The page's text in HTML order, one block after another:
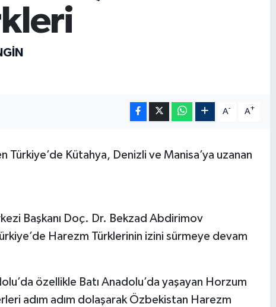
A- A+
Kütahya, Denizli ve Manisa’ya uzanan
Başkanı Doç. Dr. Bekzad Abdirimov
Harezm Türklerinin izini sürmeye devam
özellikle Batı Anadolu’da yaşayan Horzum
adım adım dolaşarak Özbekistan Harezm